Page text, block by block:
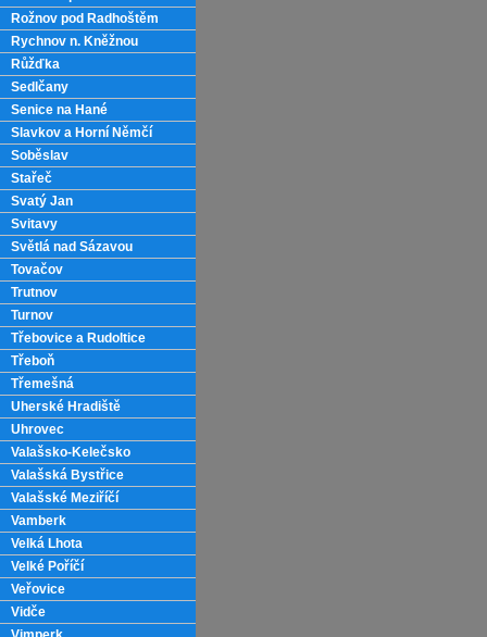
Rožnov pod Radhoštěm
Rychnov n. Kněžnou
Růžďka
Sedlčany
Senice na Hané
Slavkov a Horní Němčí
Soběslav
Stařeč
Svatý Jan
Svitavy
Světlá nad Sázavou
Tovačov
Trutnov
Turnov
Třebovice a Rudoltice
Třeboň
Třemešná
Uherské Hradiště
Uhrovec
Valašsko-Kelečsko
Valašská Bystřice
Valašské Meziříčí
Vamberk
Velká Lhota
Velké Poříčí
Veřovice
Vidče